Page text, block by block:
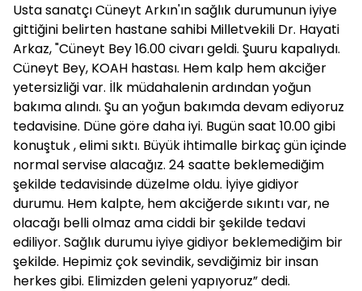
Usta sanatçı Cüneyt Arkın'ın sağlık durumunun iyiye
gittiğini belirten hastane sahibi Milletvekili Dr. Hayati
Arkaz, "Cüneyt Bey 16.00 civarı geldi. Şuuru kapalıydı.
Cüneyt Bey, KOAH hastası. Hem kalp hem akciğer
yetersizliği var. İlk müdahalenin ardından yoğun
bakıma alındı. Şu an yoğun bakımda devam ediyoruz
tedavisine. Düne göre daha iyi. Bugün saat 10.00 gibi
konuştuk , elimi sıktı. Büyük ihtimalle birkaç gün içinde
normal servise alacağız. 24 saatte beklemediğim
şekilde tedavisinde düzelme oldu. İyiye gidiyor
durumu. Hem kalpte, hem akciğerde sıkıntı var, ne
olacağı belli olmaz ama ciddi bir şekilde tedavi
ediliyor. Sağlık durumu iyiye gidiyor beklemediğim bir
şekilde. Hepimiz çok sevindik, sevdiğimiz bir insan
herkes gibi. Elimizden geleni yapıyoruz” dedi.